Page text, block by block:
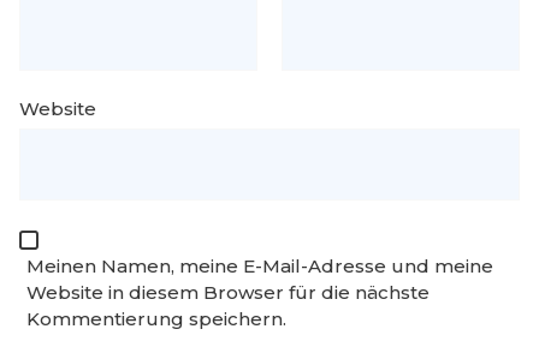
Website
Meinen Namen, meine E-Mail-Adresse und meine
Website in diesem Browser für die nächste
Kommentierung speichern.